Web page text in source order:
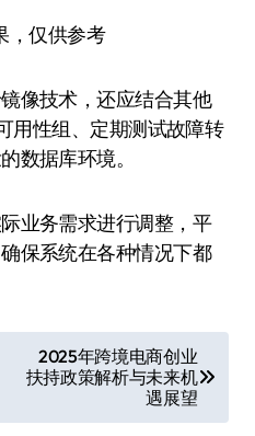
，仅供参考
像技术，还应结合其他
用性组、定期测试故障转
数据库环境。
业务需求进行调整，平
保系统在各种情况下都
2025年跨境电商创业
扶持政策解析与未来机
遇展望